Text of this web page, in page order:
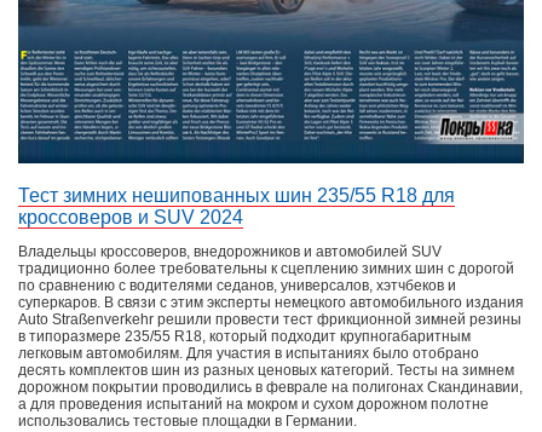
Тест зимних нешипованных шин 235/55 R18 для
кроссоверов и SUV 2024
Владельцы кроссоверов, внедорожников и автомобилей SUV
традиционно более требовательны к сцеплению зимних шин с дорогой
по сравнению с водителями седанов, универсалов, хэтчбеков и
суперкаров. В связи с этим эксперты немецкого автомобильного издания
Auto Straßenverkehr решили провести тест фрикционной зимней резины
в типоразмере 235/55 R18, который подходит крупногабаритным
легковым автомобилям. Для участия в испытаниях было отобрано
десять комплектов шин из разных ценовых категорий. Тесты на зимнем
дорожном покрытии проводились в феврале на полигонах Скандинавии,
а для проведения испытаний на мокром и сухом дорожном полотне
использовались тестовые площадки в Германии.